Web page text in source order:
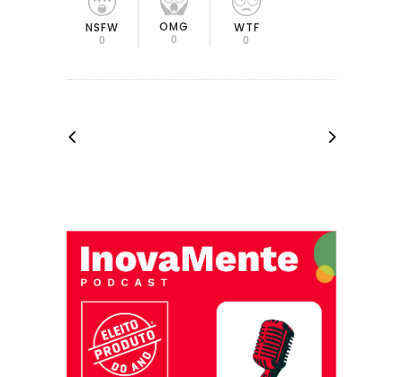
NSFW
0
OMG
0
WTF
0